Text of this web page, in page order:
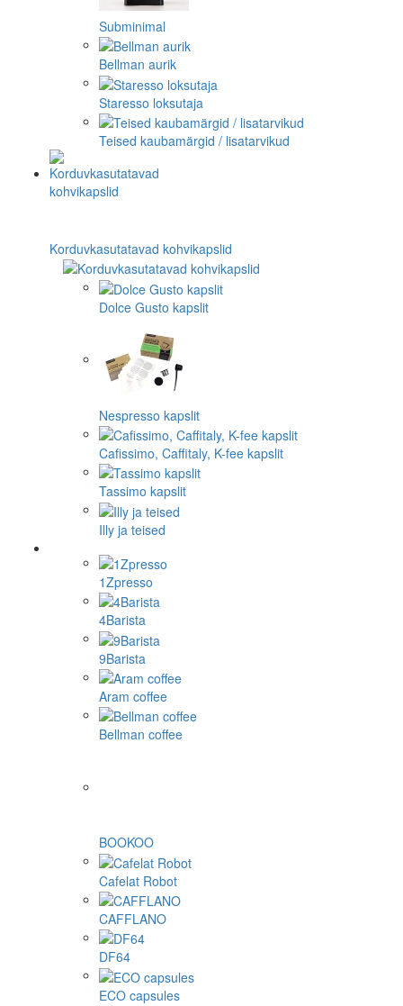
Subminimal
Bellman aurik
Staresso loksutaja
Teised kaubamärgid / lisatarvikud
Korduvkasutatavad kohvikapslid
Dolce Gusto kapslit
Nespresso kapslit
Cafissimo, Caffitaly, K-fee kapslit
Tassimo kapslit
Illy ja teised
1Zpresso
4Barista
9Barista
Aram coffee
Bellman coffee
BOOKOO
Cafelat Robot
CAFFLANO
DF64
ECO capsules